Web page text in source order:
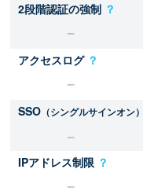
2段階認証の強制 ？
アクセスログ ？
SSO （シングルサインオン）
IPアドレス制限 ？